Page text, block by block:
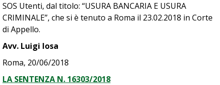
SOS Utenti, dal titolo: “USURA BANCARIA E USURA
CRIMINALE”, che si è tenuto a Roma il 23.02.2018 in Corte
di Appello.
Avv. Luigi Iosa
Roma, 20/06/2018
LA SENTENZA N. 16303/2018